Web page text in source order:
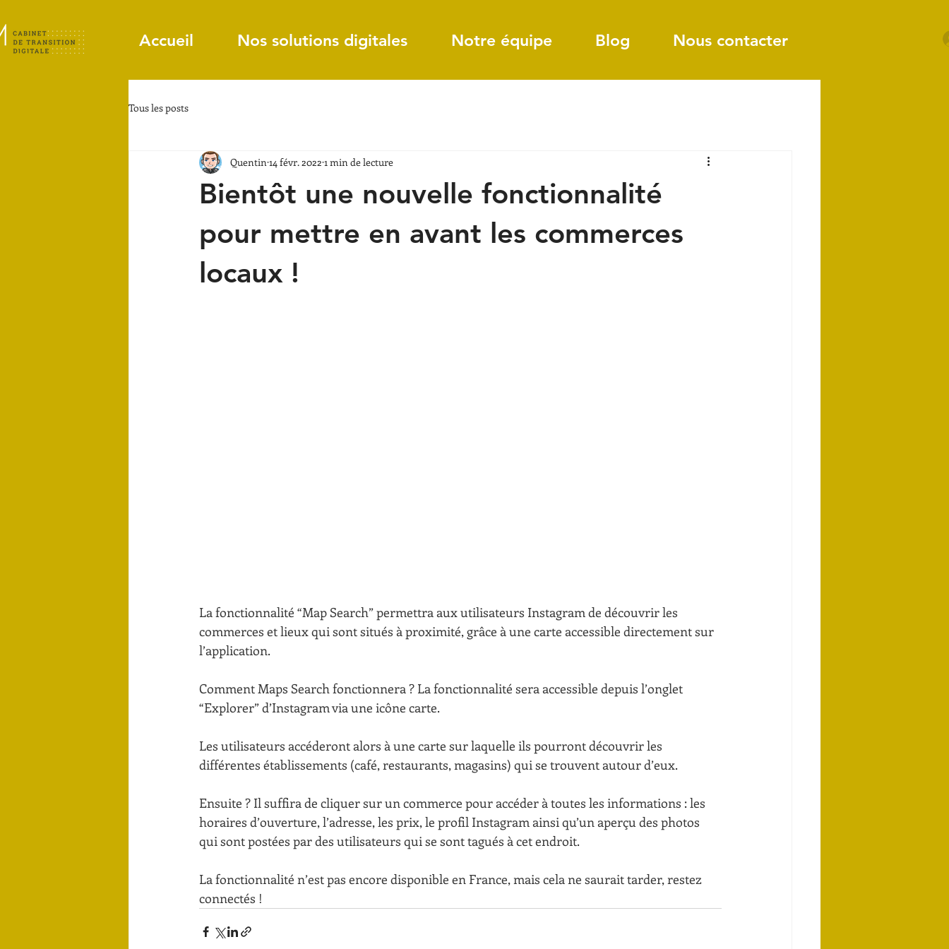
Accueil Nos solutions digitales Notre équipe Blog Nous contacter
Tous les posts
Bientôt une nouvelle fonctionnalité
pour mettre en avant les commerces
locaux !
Quentin14 févr. 2022 1 min de lecture
La fonctionnalité “Map Search” permettra aux utilisateurs Instagram de découvrir les
commerces et lieux qui sont situés à proximité, grâce à une carte accessible directement sur
l’application.
Comment Maps Search fonctionnera ? La fonctionnalité sera accessible depuis l’onglet
“Explorer” d’Instagram via une icône carte.
Les utilisateurs accéderont alors à une carte sur laquelle ils pourront découvrir les
différentes établissements (café, restaurants, magasins) qui se trouvent autour d’eux.
Ensuite ? Il suffira de cliquer sur un commerce pour accéder à toutes les informations : les
horaires d’ouverture, l’adresse, les prix, le profil Instagram ainsi qu’un aperçu des photos
qui sont postées par des utilisateurs qui se sont tagués à cet endroit.
La fonctionnalité n’est pas encore disponible en France, mais cela ne saurait tarder, restez
connectés !